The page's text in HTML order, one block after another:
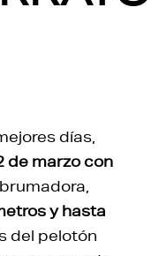
días,
de marzo con
y hasta
del pelotón